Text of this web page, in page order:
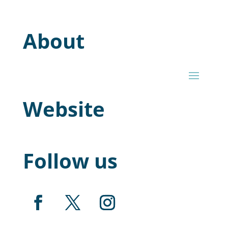
About
Website
Follow us